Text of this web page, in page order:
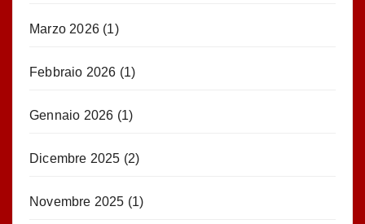
Marzo 2026 (1)
Febbraio 2026 (1)
Gennaio 2026 (1)
Dicembre 2025 (2)
Novembre 2025 (1)